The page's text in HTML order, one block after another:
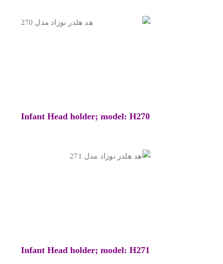
Infant Head holder; model: H270
Infant Head holder; model: H271